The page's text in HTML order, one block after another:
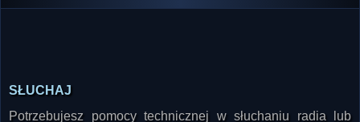
Potrzebujesz pomocy technicznej w słuchaniu radia lub
korzystaniu z archiwum podcastów?